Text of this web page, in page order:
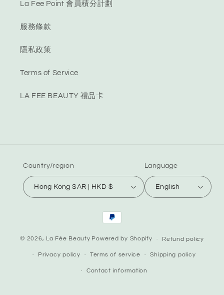
La Fee Point 會員積分計劃
服務條款
隱私政策
Terms of Service
LA FEE BEAUTY 禮品卡
Country/region
Hong Kong SAR | HKD $
Language
English
Payment
methods
© 2026, La Fée Beauty Powered by Shopify Refund policy
Privacy policy Terms of service Shipping policy
Contact information